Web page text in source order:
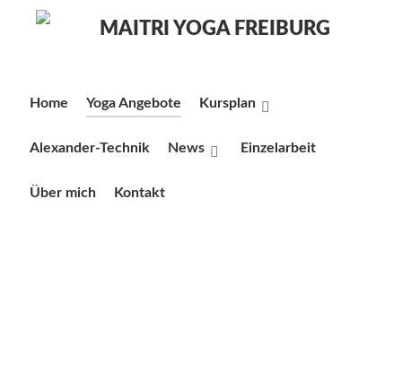
Home Yoga Angebote Kursplan
Alexander-Technik News Einzelarbeit
Über mich Kontakt